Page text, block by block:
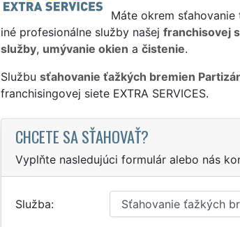
Máte okrem
iné profesionálne služby našej franchisovej
služby, umývanie okien a čistenie.
Službu sťahovanie ťažkých bremien
franchisingovej siete EXTRA SERVICES.
CHCETE SA SŤAHOVAŤ?
Vyplňte nasledujúci formulár alebo nás
Služba